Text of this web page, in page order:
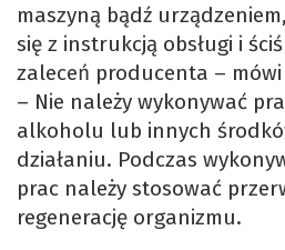
maszyną bądź
się z instrukcją obsługi i
zaleceń producenta –
– Nie należy wykonywać
alkoholu lub innych
działaniu. Podczas
prac należy stosować
regenerację organizmu.